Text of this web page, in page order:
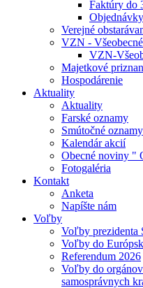
Faktúry do
Objednávky
Verejné
VZN -
VZN-
Majetkové
Hospodárenie
Aktuality
Aktuality
Farské oznamy
Smútočné oznamy
Kalendár akcií
Obecné noviny "
Fotogaléria
Kontakt
Anketa
Napíšte nám
Voľby
Voľby prezidenta
Voľby do
Referendum 2026
Voľby do
samosprávnych